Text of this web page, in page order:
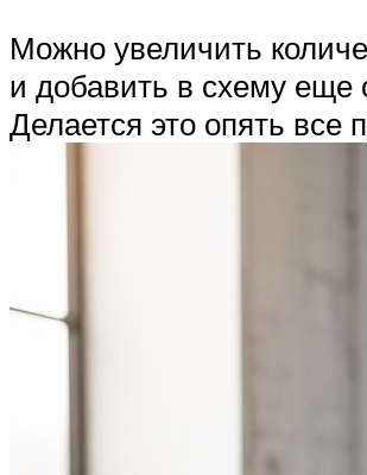
Можно увеличить
и добавить в схему еще
Делается это опять все